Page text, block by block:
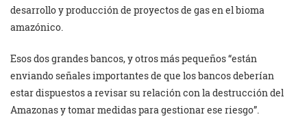
desarrollo y producción de proyectos de gas en el bioma
amazónico.
Esos dos grandes bancos, y otros más pequeños “están
enviando señales importantes de que los bancos deberían
estar dispuestos a revisar su relación con la destrucción del
Amazonas y tomar medidas para gestionar ese riesgo”.